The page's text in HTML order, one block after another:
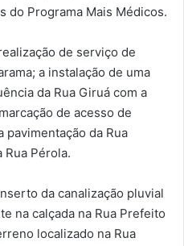
do Programa Mais Médicos.
de serviço de
a instalação de uma
da Rua Giruá com a
de acesso de
pavimentação da Rua
Rua Pérola.
da canalização pluvial
na calçada na Rua Prefeito
localizado na Rua